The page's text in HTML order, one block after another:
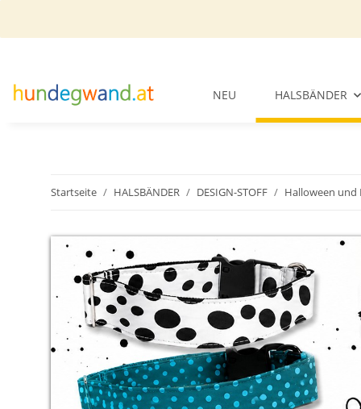
NEU HALSBÄNDER
Startseite HALSBÄNDER DESIGN-STOFF Halloween und